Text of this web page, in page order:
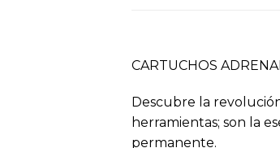
CARTUCHOS
Descubre la
herramientas; son la
permanente.